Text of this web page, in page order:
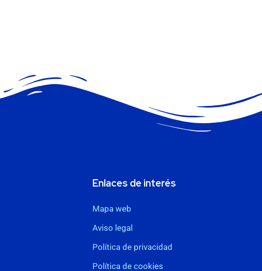
Enlaces de interés
Mapa web
Aviso legal
Política de privacidad
Política de cookies